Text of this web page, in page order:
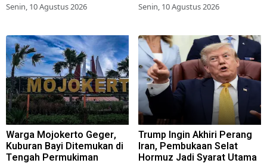
Senin, 10 Agustus 2026 Senin, 10 Agustus 2026
Warga Mojokerto Geger,
Kuburan Bayi Ditemukan di
Tengah Permukiman
Trump Ingin Akhiri Perang
Iran, Pembukaan Selat
Hormuz Jadi Syarat Utama